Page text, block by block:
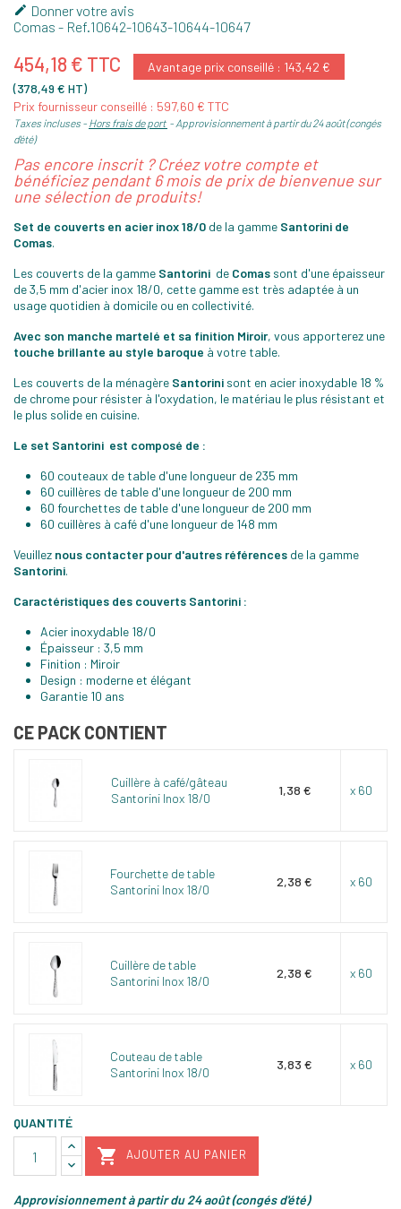
 Donner votre avis
Comas - Ref.10642-10643-10644-10647
454,18 € TTC
Avantage prix conseillé : 143,42 €
(378,49 € HT)
Prix fournisseur conseillé : 597,60 € TTC
Taxes incluses Hors frais de port
Approvisionnement à partir du 24 août (congés
d'été)
Pas encore inscrit ? Créez votre compte et
bénéficiez pendant 6 mois de prix de bienvenue sur
une sélection de produits!
Set de couverts en acier inox 18/0 de la gamme Santorini de
Comas.
Les couverts de la gamme Santorini de Comas sont d'une épaisseur
de 3,5 mm d'acier inox 18/0, cette gamme est très adaptée à un
usage quotidien à domicile ou en collectivité.
Avec son manche martelé et sa finition Miroir, vous apporterez une
touche brillante au style baroque à votre table.
Les couverts de la ménagère Santorini sont en acier inoxydable 18 %
de chrome pour résister à l'oxydation, le matériau le plus résistant et
le plus solide en cuisine.
Le set Santorini est composé de :
60 couteaux de table d'une longueur de 235 mm
60 cuillères de table d'une longueur de 200 mm
60 fourchettes de table d'une longueur de 200 mm
60 cuillères à café d'une longueur de 148 mm
Veuillez nous contacter pour d'autres références de la gamme
Santorini.
Caractéristiques des couverts Santorini :
Acier inoxydable 18/0
Épaisseur : 3,5 mm
Finition : Miroir
Design : moderne et élégant
Garantie 10 ans
CE PACK CONTIENT
Cuillère à café/gâteau
Santorini Inox 18/0
1,38 € x 60
Fourchette de table
Santorini Inox 18/0
2,38 € x 60
Cuillère de table
Santorini Inox 18/0
2,38 € x 60
Couteau de table
Santorini Inox 18/0
3,83 € x 60
QUANTITÉ
 AJOUTER AU PANIER
Approvisionnement à partir du 24 août (congés d'été)